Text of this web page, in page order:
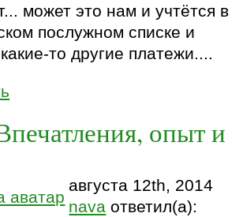
может это нам и учтётся в
послужном списке и
то другие платежи....
опыт и
августа 12th, 2014
nava ответил(а):